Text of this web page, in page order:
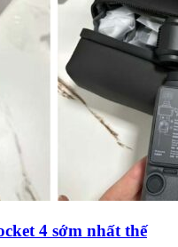
4 sớm nhất thế